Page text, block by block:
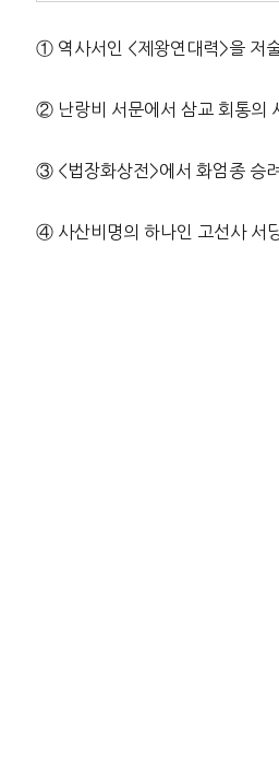
① 역사서인 <제왕연대력>을 저
② 난랑비 서문에서 삼교 회통의
③ <법장화상전>에서 화엄종 승
④ 사산비명의 하나인 고선사 서